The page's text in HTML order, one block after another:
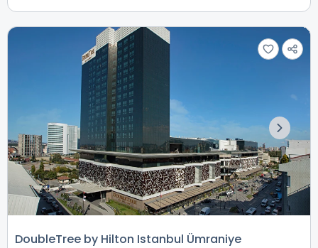
DoubleTree by Hilton Istanbul Ümraniye